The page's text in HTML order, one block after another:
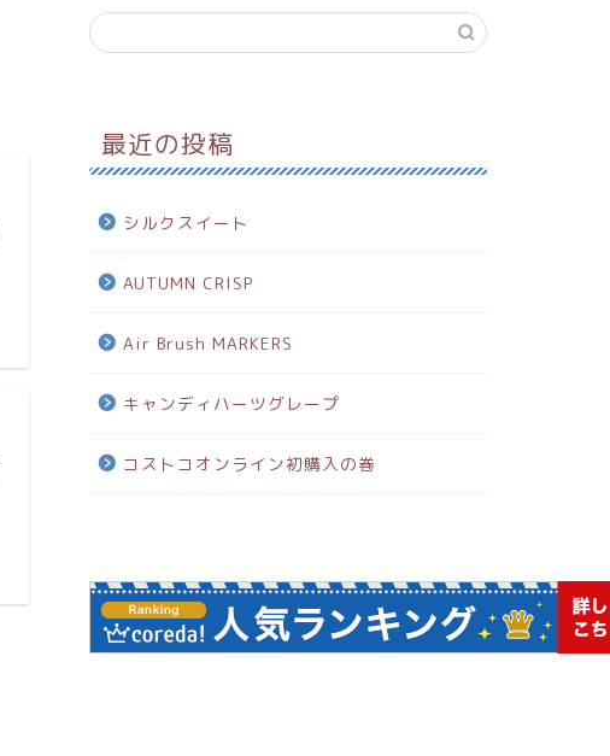
最近の投稿
シルクスイート
AUTUMN CRISP
Air Brush MARKERS
キャンディハーツグレープ
コストコオンライン初購入の巻